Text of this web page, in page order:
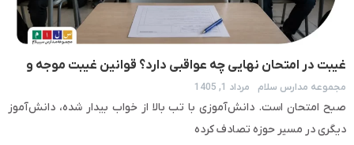
غیبت در امتحان نهایی چه عواقبی دارد؟ قوانین غیبت موجه و
غیرموجه
مجموعه مدارس سلام مرداد 1, 1405
صبح امتحان است. دانش‌آموزی با تب بالا از خواب بیدار شده، دانش‌آموز
دیگری در مسیر حوزه تصادف کرده